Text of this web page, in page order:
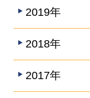
2019年
2018年
2017年